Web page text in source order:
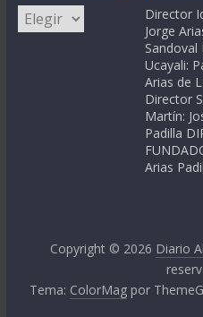
Categorías
Director
Jorge
Ucayali:
Arias de
Director
Martín:
Padilla
Arias
Copyright © 2026 Diario
Tema: ColorMag por